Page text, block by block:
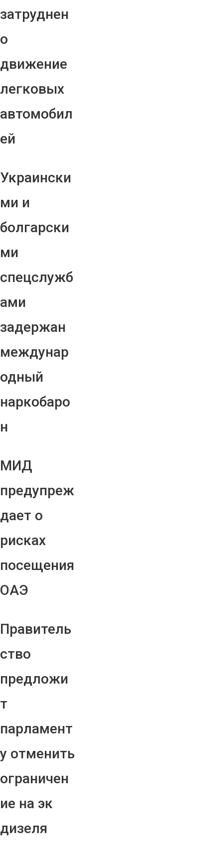
затруднен
о
движение
легковых
автомобил
ей
Украински
ми и
болгарски
ми
спецслужб
ами
задержан
междунар
одный
наркобаро
н
МИД
предупреж
дает о
рисках
посещения
ОАЭ
Правитель
ство
предложи
т
парламент
у отменить
ограничен
ие на эк
дизеля